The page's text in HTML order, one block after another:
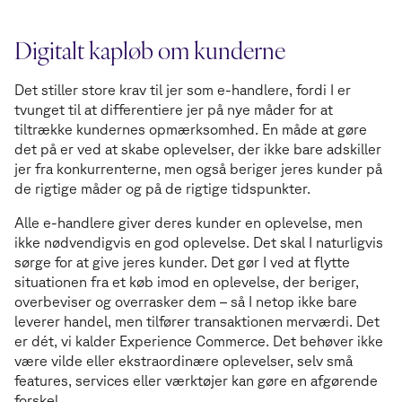
Digitalt kapløb om kunderne
Det stiller store krav til jer som e-handlere, fordi I er
tvunget til at differentiere jer på nye måder for at
tiltrække kundernes opmærksomhed. En måde at gøre
det på er ved at skabe oplevelser, der ikke bare adskiller
jer fra konkurrenterne, men også beriger jeres kunder på
de rigtige måder og på de rigtige tidspunkter.
Alle e-handlere giver deres kunder en oplevelse, men
ikke nødvendigvis en god oplevelse. Det skal I naturligvis
sørge for at give jeres kunder. Det gør I ved at flytte
situationen fra et køb imod en oplevelse, der beriger,
overbeviser og overrasker dem – så I netop ikke bare
leverer handel, men tilfører transaktionen merværdi. Det
er dét, vi kalder Experience Commerce. Det behøver ikke
være vilde eller ekstraordinære oplevelser, selv små
features, services eller værktøjer kan gøre en afgørende